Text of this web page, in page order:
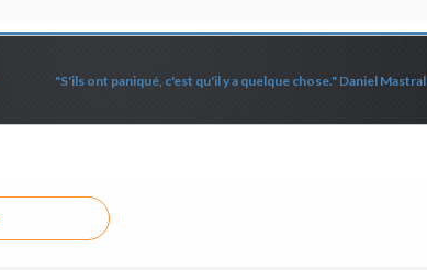
"S'ils ont paniqué, c'est qu'il y a quelque chose." Daniel Mastral